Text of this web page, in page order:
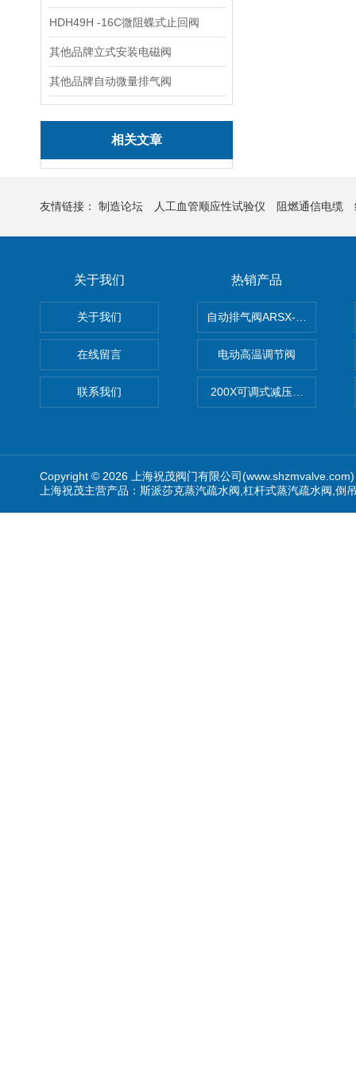
HDH49H -16C微阻蝶式止回阀
其他品牌立式安装电磁阀
其他品牌自动微量排气阀
相关文章
友情链接： 制造论坛 人工血管顺应性试验仪 阻燃通信电缆
关于我们
关于我们
在线留言
联系我们
热销产品
自动排气阀ARSX-0015/
电动高温调节阀
200X可调式减压阀（减压稳
Copyright © 2026 上海祝茂阀门有限公司
上海祝茂主营产品：斯派莎克蒸汽疏水阀,杠杆式蒸汽疏水阀,倒